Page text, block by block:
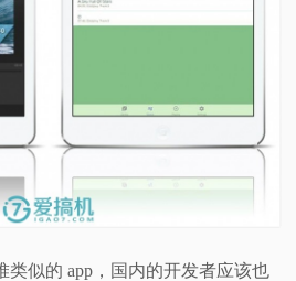
类似的 app，国内的开发者应该也